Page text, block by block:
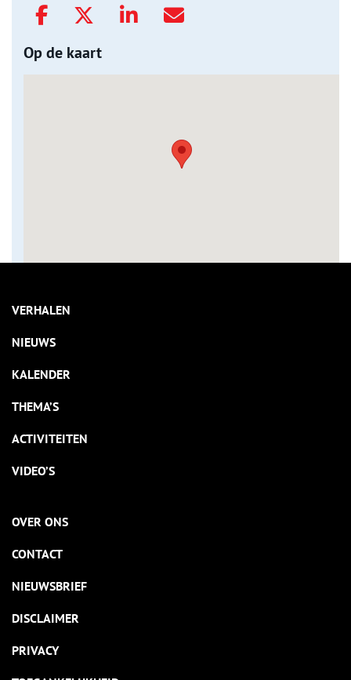
Op de kaart
VERHALEN
NIEUWS
KALENDER
THEMA’S
ACTIVITEITEN
VIDEO’S
OVER ONS
CONTACT
NIEUWSBRIEF
DISCLAIMER
PRIVACY